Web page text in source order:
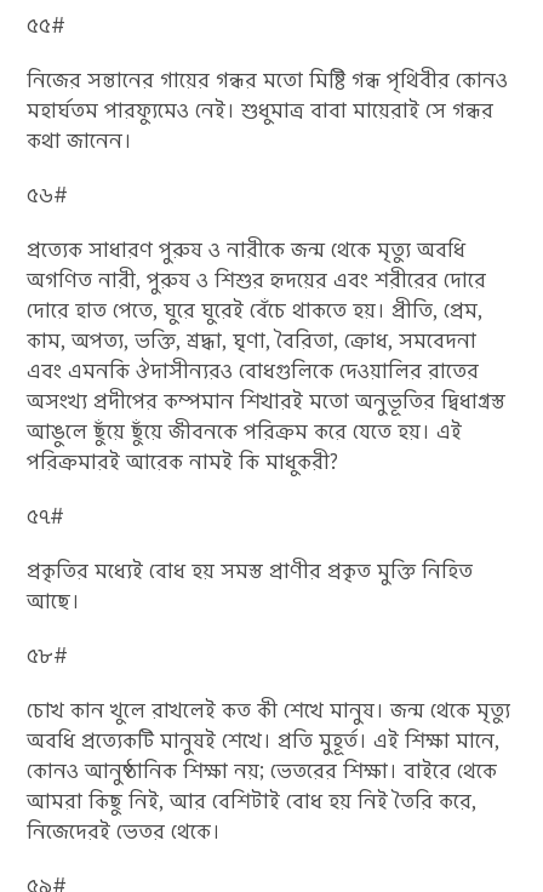
৫৫#
নিজের সন্তানের গায়ের গন্ধর মতো মিষ্টি গন্ধ পৃথিবীর কোনও
মহার্ঘতম পারফ্যুমেও নেই। শুধুমাত্র বাবা মায়েরাই সে গন্ধর
কথা জানেন।
৫৬#
প্রত্যেক সাধারণ পুরুষ ও নারীকে জন্ম থেকে মৃত্যু অবধি
অগণিত নারী, পুরুষ‌ ও শিশুর হৃদয়ের এবং শরীরের দোরে
দোরে হাত পেতে, ঘুরে ঘুরেই বেঁচে থাকতে হয়। প্রীতি, প্রেম,
কাম, অপত্য, ভক্তি, শ্রদ্ধা, ঘৃণা, বৈরিতা, ক্রোধ, সমবেদনা
এবং এমনকি ঔদাসীন্যরও বোধগুলিকে দেওয়ালির রাতের
অসংখ্য প্রদীপের কম্পমান শিখারই মতো অনুভূতির দ্বিধাগ্ৰস্ত
আঙুলে ছুঁয়ে ছুঁয়ে জীবনকে পরিক্রম করে যেতে হয়। এই
পরিক্রমারই আরেক নামই কি মাধুকরী?
৫৭#
প্রকৃতির মধ্যেই বোধ হয় সমস্ত প্রাণীর প্রকৃত মুক্তি নিহিত
আছে।
৫৮#
চোখ কান খুলে রাখলেই কত কী শেখে মানুষ। জন্ম থেকে মৃত্যু
অবধি প্রত্যেকটি মানুষই শেখে। প্রতি মুহূর্ত। এই শিক্ষা মানে,
কোনও আনুষ্ঠানিক শিক্ষা নয়; ভেতরের শিক্ষা। বাইরে থেকে
আমরা কিছু নিই, আর বেশিটাই বোধ হয় নিই তৈরি করে,
নিজেদেরই ভেতর থেকে।
৫৯#